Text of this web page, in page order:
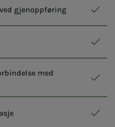
gjenoppføring
med